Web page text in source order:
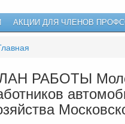
АКЦИИ ДЛЯ ЧЛЕНОВ
РАБОТЫ